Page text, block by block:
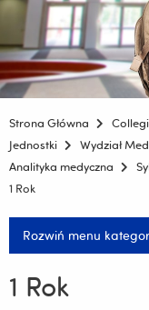
Strona Główna
Jednostki
Wydział
Analityka medyczna
1 Rok
Rozwiń menu
1 Rok